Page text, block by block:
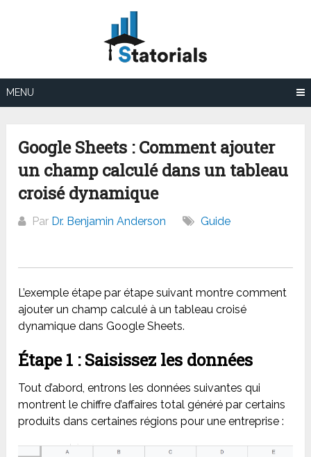
MENU
Google Sheets : Comment ajouter
un champ calculé dans un tableau
croisé dynamique
Par Dr. Benjamin Anderson Guide
L’exemple étape par étape suivant montre comment
ajouter un champ calculé à un tableau croisé
dynamique dans Google Sheets.
Étape 1 : Saisissez les données
Tout d’abord, entrons les données suivantes qui
montrent le chiffre d’affaires total généré par certains
produits dans certaines régions pour une entreprise :